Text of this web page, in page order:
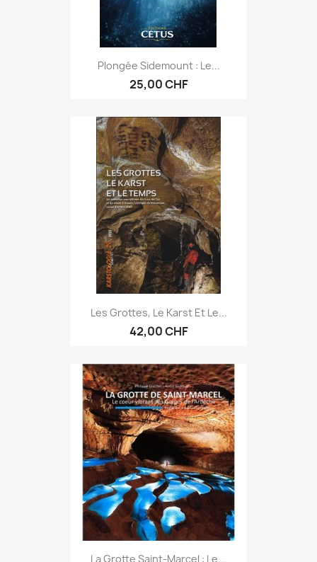
Plongée Sidemount : Le...
25,00 CHF
Les Grottes, Le Karst Et Le...
42,00 CHF
La Grotte Saint-Marcel : Le...